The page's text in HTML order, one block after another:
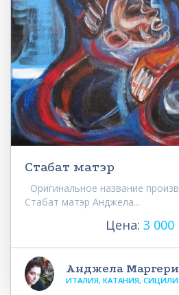
Стабат матэр
Оригинальное название
Стабат матэр Анджела...
Цена: 3 000
Анджела
ИТАЛИЯ, КАТАНИЯ,